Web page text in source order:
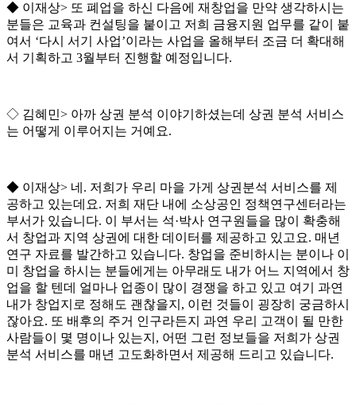
◆ 이재상> 또 폐업을 하신 다음에 재창업을 만약 생각하시는
분들은 교육과 컨설팅을 붙이고 저희 금융지원 업무를 같이 붙
여서 ‘다시 서기 사업’이라는 사업을 올해부터 조금 더 확대해
서 기획하고 3월부터 진행할 예정입니다.
◇ 김혜민> 아까 상권 분석 이야기하셨는데 상권 분석 서비스
는 어떻게 이루어지는 거예요.
◆ 이재상> 네 . 저희가 우리 마을 가게 상권분석 서비스를 제
공하고 있는데요. 저희 재단 내에 소상공인 정책연구센터라는
부서가 있습니다. 이 부서는 석·박사 연구원들을 많이 확충해
서 창업과 지역 상권에 대한 데이터를 제공하고 있고요. 매년
연구 자료를 발간하고 있습니다. 창업을 준비하시는 분이나 이
미 창업을 하시는 분들에게는 아무래도 내가 어느 지역에서 창
업을 할 텐데 얼마나 업종이 많이 경쟁을 하고 있고 여기 과연
내가 창업지로 정해도 괜찮을지 , 이런 것들이 굉장히 궁금하시
잖아요. 또 배후의 주거 인구라든지 과연 우리 고객이 될 만한
사람들이 몇 명이나 있는지 , 어떤 그런 정보들을 저희가 상권
분석 서비스를 매년 고도화하면서 제공해 드리고 있습니다.